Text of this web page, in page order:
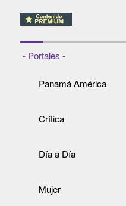
- Portales -
Panamá América
Crítica
Día a Día
Mujer